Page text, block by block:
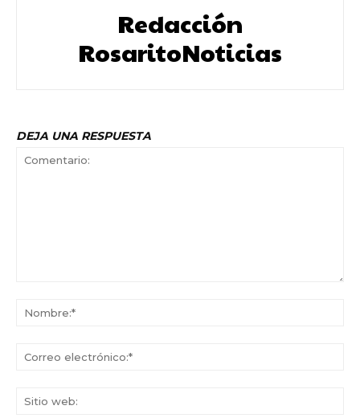
Redacción
RosaritoNoticias
DEJA UNA RESPUESTA